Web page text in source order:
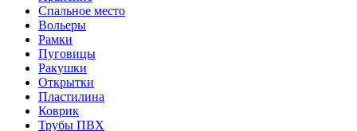
Спальное место
Вольеры
Рамки
Пуговицы
Ракушки
Открытки
Пластилина
Коврик
Трубы ПВХ